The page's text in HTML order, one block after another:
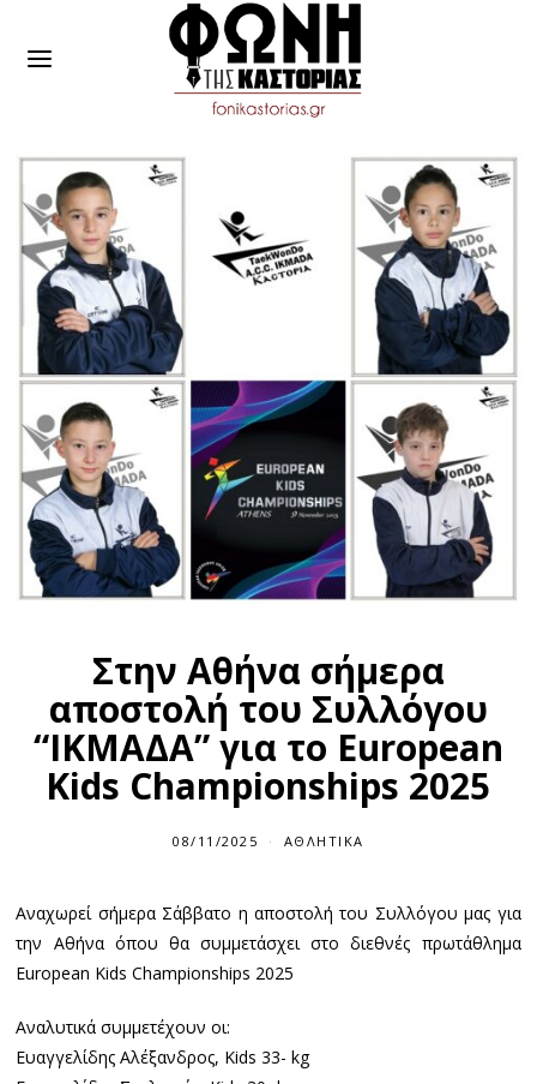
Στην Αθήνα σήμερα
αποστολή του Συλλόγου
“ΙΚΜΑΔΑ” για το European
Kids Championships 2025
08/11/2025 ΑΘΛΗΤΙΚΆ
Αναχωρεί σήμερα Σάββατο η αποστολή του Συλλόγου μας για
την Αθήνα όπου θα συμμετάσχει στο διεθνές πρωτάθλημα
European Kids Championships 2025
Αναλυτικά συμμετέχουν οι:
Ευαγγελίδης Αλέξανδρος, Kids 33- kg